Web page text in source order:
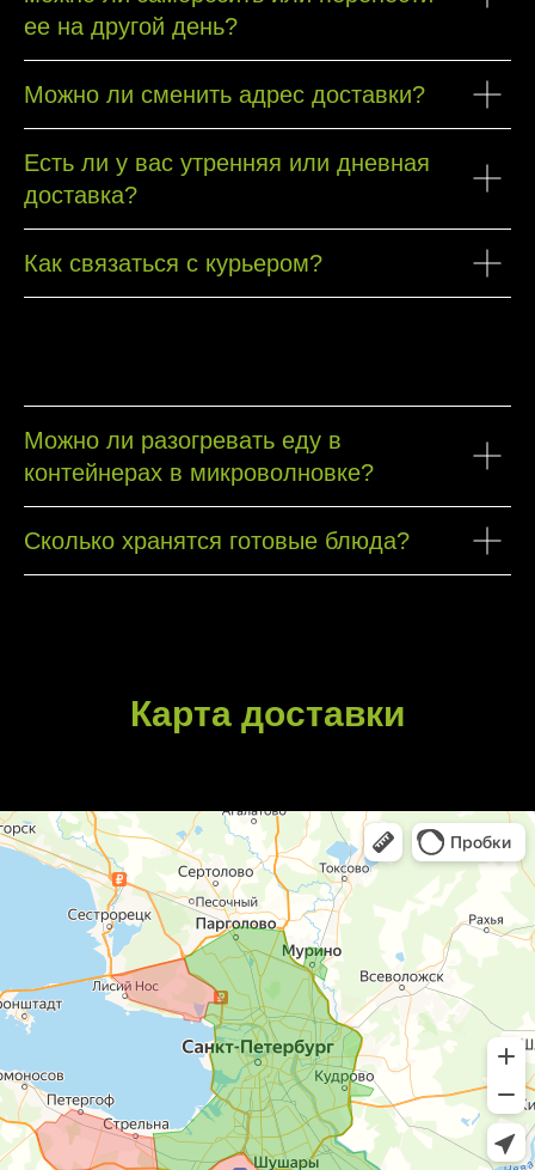
ее на другой день?
Можно ли сменить адрес доставки?
Есть ли у вас утренняя или дневная
доставка?
Как связаться с курьером?
Можно ли разогревать еду в
контейнерах в микроволновке?
Сколько хранятся готовые блюда?
Карта доставки